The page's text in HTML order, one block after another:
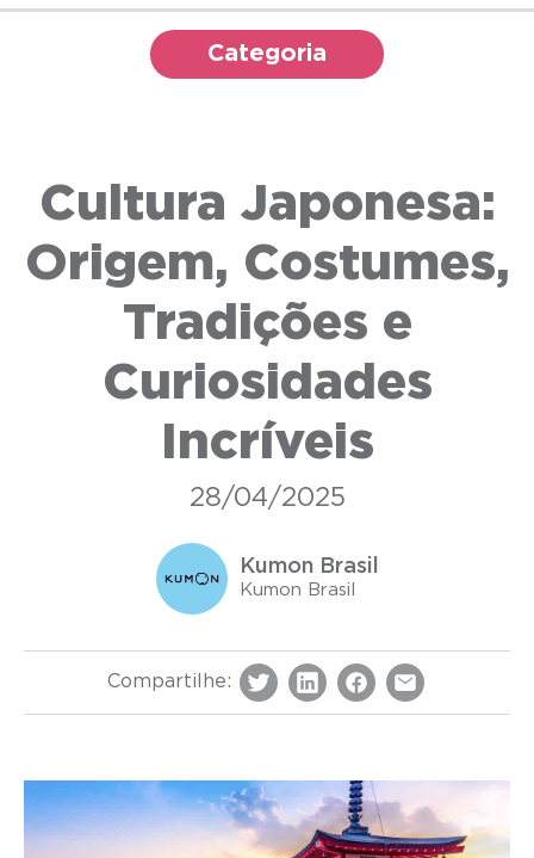
Categoria
Cultura Japonesa:
Origem, Costumes,
Tradições e
Curiosidades
Incríveis
28/04/2025
Kumon Brasil
Kumon Brasil
Compartilhe: